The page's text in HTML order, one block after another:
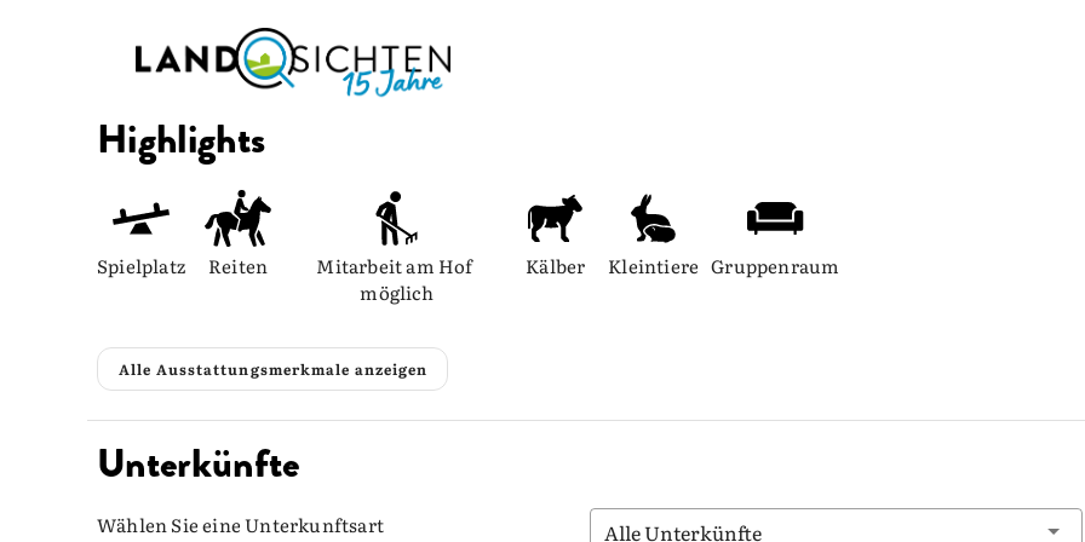
Highlights
Spielplatz Reiten
Mitarbeit am Hof
möglich
Kälber Kleintiere Gruppenraum
Alle Ausstattungsmerkmale anzeigen
Unterkünfte
Wählen Sie eine Unterkunftsart Alle Unterkünfte